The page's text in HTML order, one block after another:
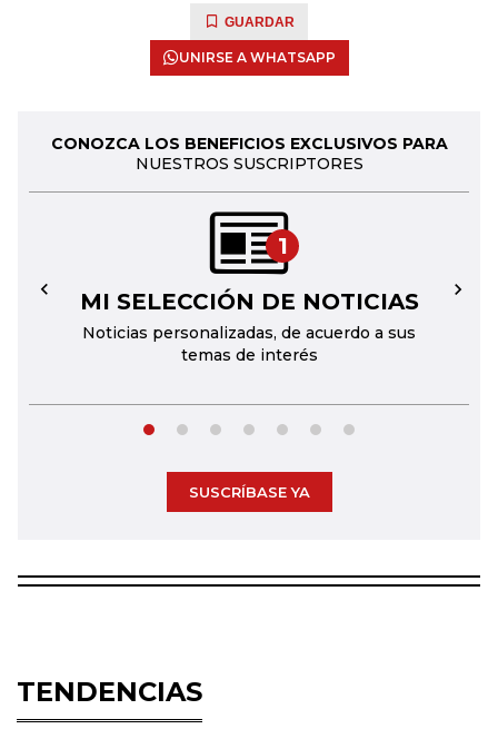
GUARDAR
UNIRSE A WHATSAPP
CONOZCA LOS BENEFICIOS EXCLUSIVOS PARA
NUESTROS SUSCRIPTORES
1
MI SELECCIÓN DE NOTICIAS
Noticias personalizadas, de acuerdo a sus
temas de interés
← →
SUSCRÍBASE YA
TENDENCIAS